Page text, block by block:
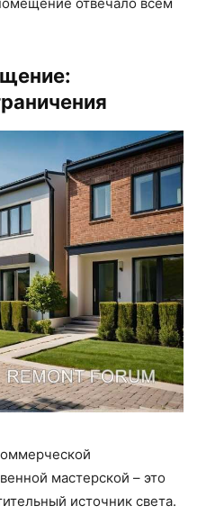
мастерской – это
источник света.